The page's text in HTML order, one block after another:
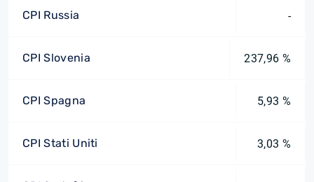
CPI Russia -
CPI Slovenia 237,96 %
CPI Spagna 5,93 %
CPI Stati Uniti 3,03 %